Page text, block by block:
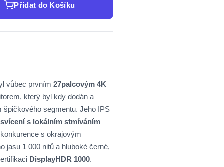
Přidat do Košíku
vůbec prvním 27palcovým 4K
který byl kdy dodán a
segmentu. Jeho IPS
s lokálním stmíváním–
s okrajovým
jasu 1 000 nitů a hluboké černé,
DisplayHDR 1000.